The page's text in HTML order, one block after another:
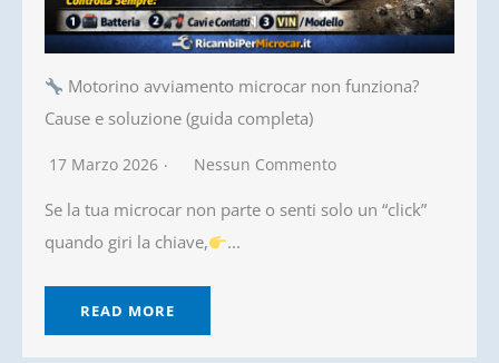
Motorino avviamento microcar non funziona?
Cause e soluzione (guida completa)
17 Marzo 2026 Nessun Commento
Se la tua microcar non parte o senti solo un “click”
quando giri la chiave,
...
READ MORE